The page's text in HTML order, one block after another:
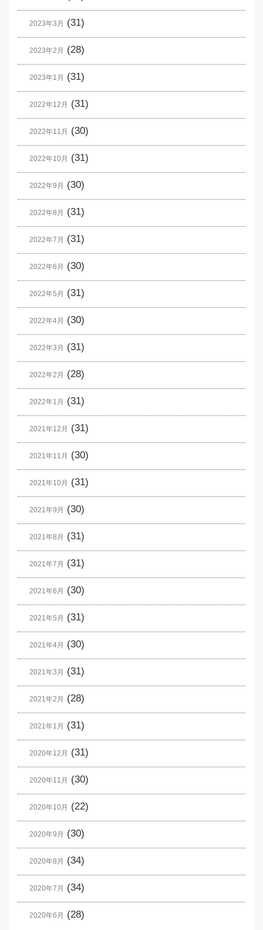
2023年3月 (31)
2023年2月 (28)
2023年1月 (31)
2022年12月 (31)
2022年11月 (30)
2022年10月 (31)
2022年9月 (30)
2022年8月 (31)
2022年7月 (31)
2022年6月 (30)
2022年5月 (31)
2022年4月 (30)
2022年3月 (31)
2022年2月 (28)
2022年1月 (31)
2021年12月 (31)
2021年11月 (30)
2021年10月 (31)
2021年9月 (30)
2021年8月 (31)
2021年7月 (31)
2021年6月 (30)
2021年5月 (31)
2021年4月 (30)
2021年3月 (31)
2021年2月 (28)
2021年1月 (31)
2020年12月 (31)
2020年11月 (30)
2020年10月 (22)
2020年9月 (30)
2020年8月 (34)
2020年7月 (34)
2020年6月 (28)